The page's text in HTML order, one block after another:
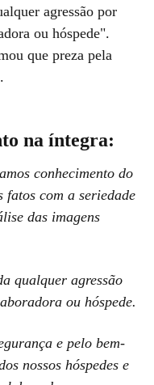
agressão por
ou hóspede".
que preza pela
na íntegra:
conhecimento do
fatos com a seriedade
das imagens
qualquer agressão
ou hóspede.
e pelo bem-
nossos hóspedes e